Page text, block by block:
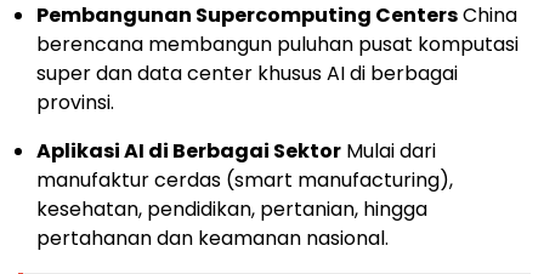
Pembangunan Supercomputing CentersChina
berencana membangun puluhan pusat komputasi
super dan data center khusus AI di berbagai
provinsi.
Aplikasi AI di Berbagai Sektor Mulai dari
manufaktur cerdas (smart manufacturing),
kesehatan, pendidikan, pertanian, hingga
pertahanan dan keamanan nasional.